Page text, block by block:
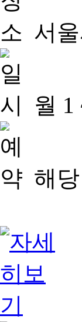
서
월 1
해